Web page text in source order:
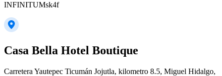
INFINITUMsk4f
Casa Bella Hotel Boutique
Carretera Yautepec Ticumán Jojutla, kilometro 8.5, Miguel Hidalgo,